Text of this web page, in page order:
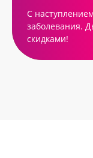
С
заболевания.
скидками!